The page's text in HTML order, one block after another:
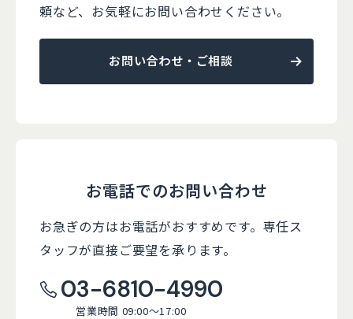
頼など、 お気軽にお問い合わせください。
お問い合わせ・ご相談
お電話でのお問い合わせ
お急ぎの方はお電話がおすすめです。 専任ス
タッフが直接ご要望を承ります。
03-6810-4990
営業時間 09:00～17:00